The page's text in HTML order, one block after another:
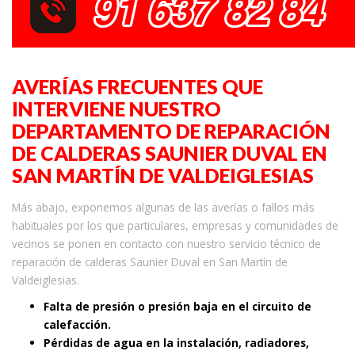
AVERÍAS FRECUENTES QUE
INTERVIENE NUESTRO
DEPARTAMENTO DE REPARACIÓN
DE CALDERAS SAUNIER DUVAL EN
SAN MARTÍN DE VALDEIGLESIAS
Más abajo, exponemos algunas de las averías o fallos más
habituales por los que particulares, empresas y comunidades de
vecinos se ponen en contacto con nuestro servicio técnico de
reparación de calderas Saunier Duval en San Martín de
Valdeiglesias.
Falta de presión o presión baja en el circuito de
calefacción.
Pérdidas de agua en la instalación, radiadores,